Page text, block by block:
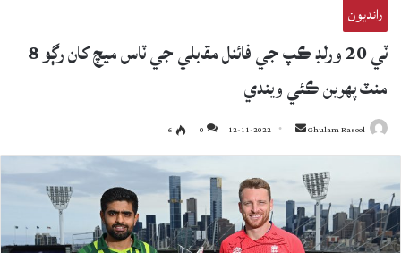
رانديون
ٽي 20 ورلڊ ڪپ جي فائنل مقابلي جي ٽاس ميچ کان رڳو 8
منٽ پهرين ڪئي ويندي
Ghulam Rasool
Send
an
12-11-2022
0
6